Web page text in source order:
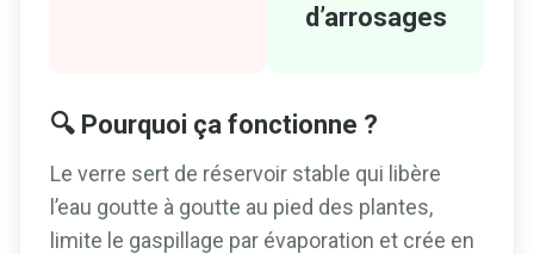
d’arrosages
🔍 Pourquoi ça fonctionne ?
Le verre sert de réservoir stable qui libère
l’eau goutte à goutte au pied des plantes,
limite le gaspillage par évaporation et crée en